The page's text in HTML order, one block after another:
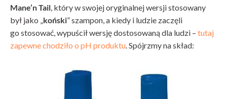
Mane’n Tail, który w swojej oryginalnej wersji stosowany
był jako „koński” szampon, a kiedy i ludzie zaczęli
go stosować, wypuścił wersję dostosowaną dla ludzi – tutaj
zapewne chodziło o pH produktu. Spójrzmy na skład: